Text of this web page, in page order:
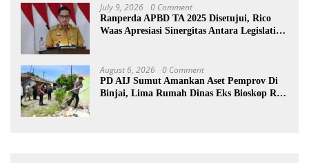
July 9, 2026 0 Comment
Ranperda APBD TA 2025 Disetujui, Rico
Waas Apresiasi Sinergitas Antara Legislatif
August 6, 2026 0 Comment
PD AIJ Sumut Amankan Aset Pemprov Di
Binjai, Lima Rumah Dinas Eks Bioskop Ria